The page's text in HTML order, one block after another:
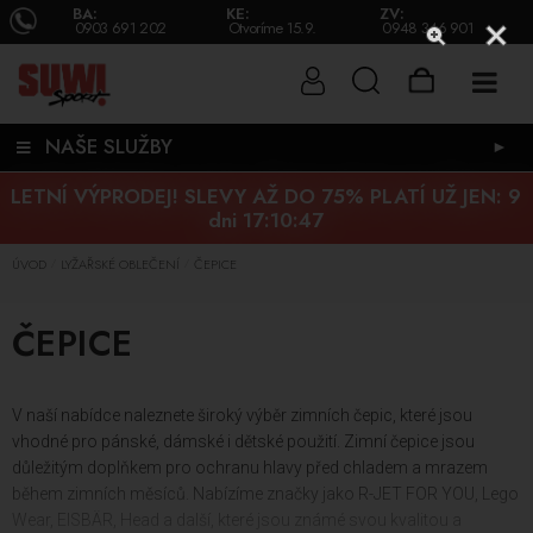
BA:
0903 691 202
KE:
Otvoríme 15.9.
ZV:
0948 346 901
NAŠE SLUŽBY ►
LETNÍ VÝPRODEJ! SLEVY AŽ DO 75% PLATÍ UŽ JEN: 9
dni 17:10:46
ÚVOD LYŽAŘSKÉ OBLEČENÍ ČEPICE
ČEPICE
V naší nabídce naleznete široký výběr zimních čepic, které jsou
vhodné pro pánské, dámské i dětské použití. Zimní čepice jsou
důležitým doplňkem pro ochranu hlavy před chladem a mrazem
během zimních měsíců. Nabízíme značky jako R-JET FOR YOU, Lego